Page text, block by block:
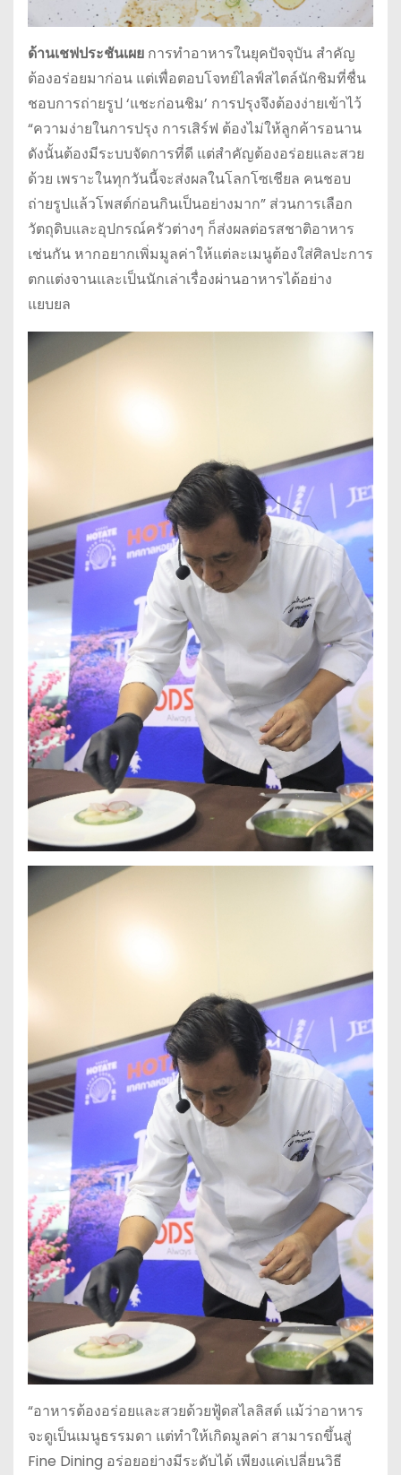
ด้านเชฟประชันเผย การทำอาหารในยุคปัจจุบัน สำคัญ
ต้องอร่อยมาก่อน แต่เพื่อตอบโจทย์ไลฟ์สไตล์นักชิมที่ชื่น
ชอบการถ่ายรูป ‘แชะก่อนชิม’ การปรุงจึงต้องง่ายเข้าไว้
“ความง่ายในการปรุง การเสิร์ฟ ต้องไม่ให้ลูกค้ารอนาน
ดังนั้นต้องมีระบบจัดการที่ดี แต่สำคัญต้องอร่อยและสวย
ด้วย เพราะในทุกวันนี้จะส่งผลในโลกโซเชียล คนชอบ
ถ่ายรูปแล้วโพสต์ก่อนกินเป็นอย่างมาก” ส่วนการเลือก
วัตถุดิบและอุปกรณ์ครัวต่างๆ ก็ส่งผลต่อรสชาติอาหาร
เช่นกัน หากอยากเพิ่มมูลค่าให้แต่ละเมนูต้องใส่ศิลปะการ
ตกแต่งจานและเป็นนักเล่าเรื่องผ่านอาหารได้อย่าง
แยบยล
“อาหารต้องอร่อยและสวยด้วยฟู้ดสไลลิสต์ แม้ว่าอาหาร
จะดูเป็นเมนูธรรมดา แต่ทำให้เกิดมูลค่า สามารถขึ้นสู่
Fine Dining อร่อยอย่างมีระดับได้ เพียงแค่เปลี่ยนวิธี